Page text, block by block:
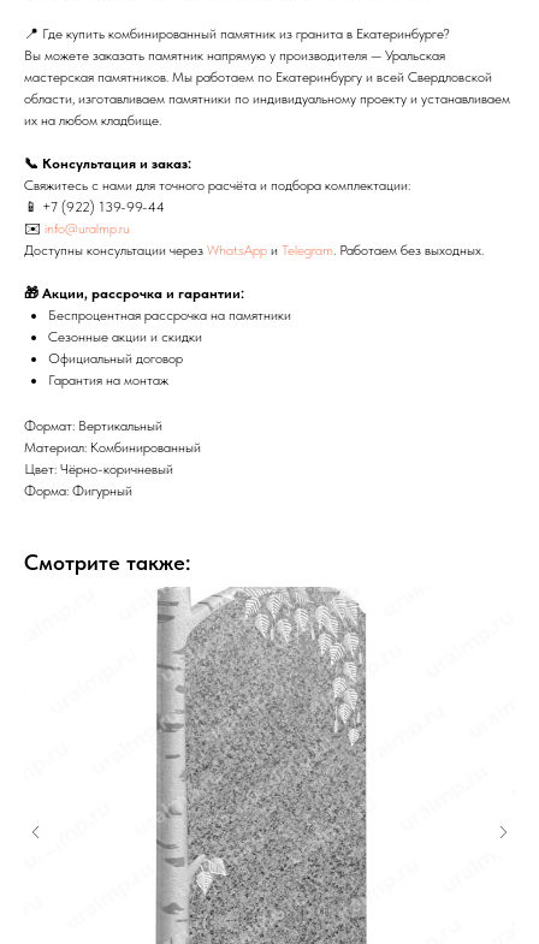
📍 Где купить комбинированный памятник из гранита в Екатеринбурге?
Вы можете заказать памятник напрямую у производителя — Уральская
мастерская памятников. Мы работаем по Екатеринбургу и всей Свердловской
области, изготавливаем памятники по индивидуальному проекту и устанавливаем
их на любом кладбище.
📞 Консультация и заказ:
Свяжитесь с нами для точного расчёта и подбора комплектации:
📱 +7 (922) 139-99-44
✉️ info@uralmp.ru
Доступны консультации через WhatsApp и Telegram. Работаем без выходных.
🎁 Акции, рассрочка и гарантии:
Беспроцентная рассрочка на памятники
Сезонные акции и скидки
Официальный договор
Гарантия на монтаж
Формат: Вертикальный
Материал: Комбинированный
Цвет: Чёрно-коричневый
Форма: Фигурный
Смотрите также: